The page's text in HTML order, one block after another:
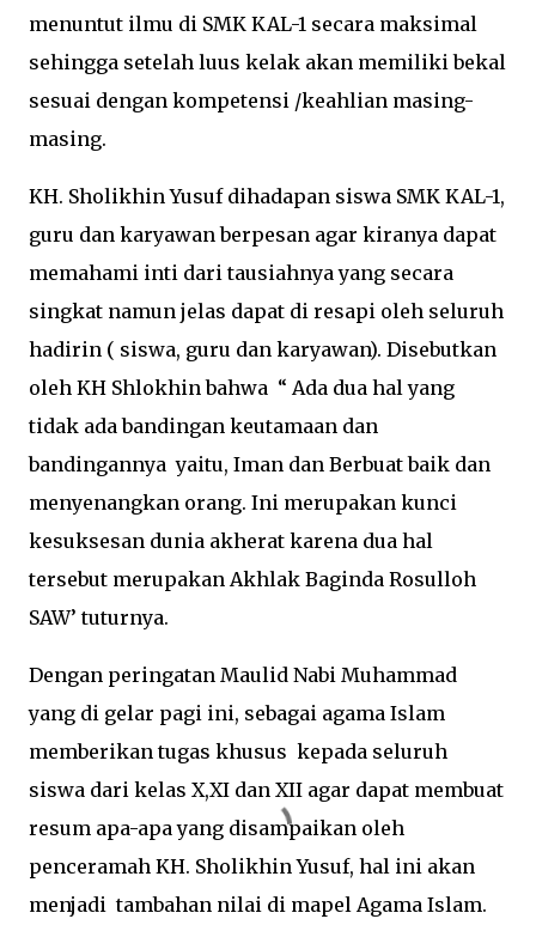
menuntut ilmu di SMK KAL-1 secara maksimal
sehingga setelah luus kelak akan memiliki bekal
sesuai dengan kompetensi /keahlian masing-
masing.
KH. Sholikhin Yusuf dihadapan siswa SMK KAL-1,
guru dan karyawan berpesan agar kiranya dapat
memahami inti dari tausiahnya yang secara
singkat namun jelas dapat di resapi oleh seluruh
hadirin ( siswa, guru dan karyawan). Disebutkan
oleh KH Shlokhin bahwa “ Ada dua hal yang
tidak ada bandingan keutamaan dan
bandingannya yaitu, Iman dan Berbuat baik dan
menyenangkan orang. Ini merupakan kunci
kesuksesan dunia akherat karena dua hal
tersebut merupakan Akhlak Baginda Rosulloh
SAW’ tuturnya.
Dengan peringatan Maulid Nabi Muhammad
yang di gelar pagi ini, sebagai agama Islam
memberikan tugas khusus kepada seluruh
siswa dari kelas X,XI dan XII agar dapat membuat
resum apa-apa yang disampaikan oleh
penceramah KH. Sholikhin Yusuf, hal ini akan
menjadi tambahan nilai di mapel Agama Islam.